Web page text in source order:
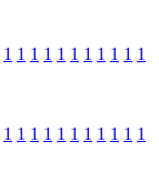
1 1 1 1 1 1 1 1 1 1 1
1 1 1 1 1 1 1 1 1 1 1